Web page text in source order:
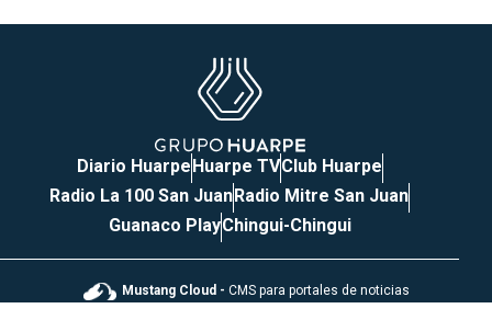
Diario HuarpeHuarpe TVClub Huarpe
Radio La 100 San JuanRadio Mitre San Juan
Guanaco PlayChingui-Chingui
Mustang Cloud - CMS para portales de noticias